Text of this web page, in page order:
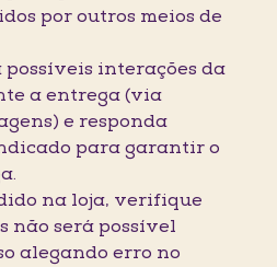
por outros meios de
possíveis interações da
a entrega (via
e responda
para garantir o
na loja, verifique
não será possível
alegando erro no